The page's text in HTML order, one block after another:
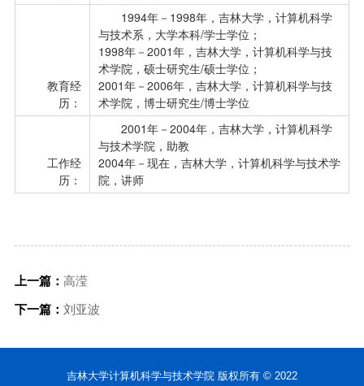
教育经
历：
1994年－1998年，吉林大学，计算机科学
与技术系，大学本科/学士学位；
1998年－2001年，吉林大学，计算机科学与技
术学院，硕士研究生/硕士学位；
2001年－2006年，吉林大学，计算机科学与技
术学院，博士研究生/博士学位
工作经
历：
2001年－2004年，吉林大学，计算机科学
与技术学院，助教
2004年－现在，吉林大学，计算机科学与技术学
院，讲师
上一篇： 高滢
下一篇： 刘亚波
吉林大学计算机科学与技术学院 版权所有 © 2022